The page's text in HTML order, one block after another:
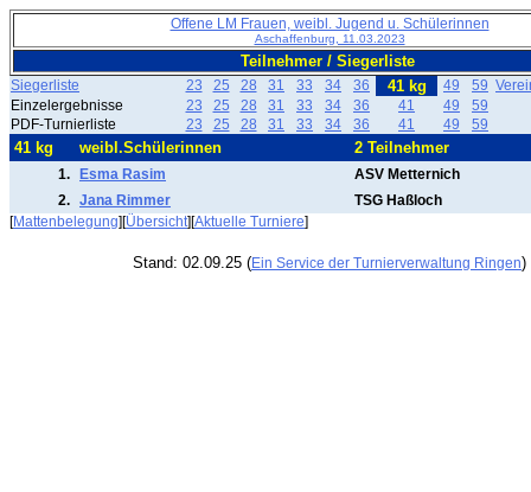
Offene LM Frauen, weibl. Jugend u. Schülerinnen
Aschaffenburg, 11.03.2023
Teilnehmer / Siegerliste
Siegerliste 23 25 28 31 33 34 36 41 kg 49 59
Einzelergebnisse
23 25 28 31 33 34 36 41 49
59
PDF-Turnierliste
23 25 28 31 33 34 36 41 49 59
41 kg weibl.Schülerinnen 2 Teilnehmer
1. Esma Rasim
ASV Metternich
2. Jana Rimmer
TSG Haßloch
[Mattenbelegung][Übersicht][Aktuelle Turniere]
Stand: 02.09.25 (Ein Service der Turnierverwaltung Ringen)